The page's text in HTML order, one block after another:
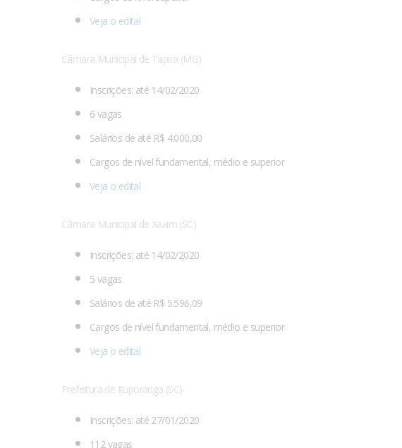
Veja o edital
Câmara Municipal de Tapira (MG)
Inscrições: até 14/02/2020
6 vagas
Salários de até R$ 4.000,00
Cargos de nível fundamental, médio e superior
Veja o edital
Câmara Municipal de Xaxim (SC)
Inscrições: até 14/02/2020
5 vagas
Salários de até R$ 5.596,09
Cargos de nível fundamental, médio e superior
Veja o edital
Prefeitura de Ituporanga (SC)
Inscrições: até 27/01/2020
112 vagas